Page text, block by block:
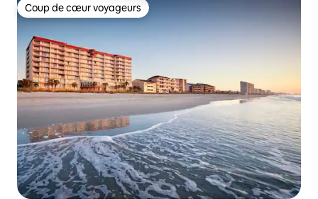
Coup de cœur voyageurs
Coup de cœur voyageurs